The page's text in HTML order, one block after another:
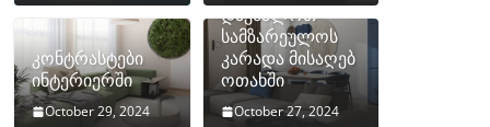
კონტრასტები
ინტერიერში
October 29, 2024
დავმალოთ
სამზარეულოს
კარადა მისაღებ
ოთახში
October 27, 2024